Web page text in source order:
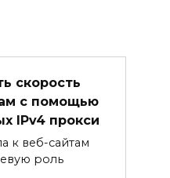
скорость
с помощью
IPv4 прокси
к веб-сайтам
роль